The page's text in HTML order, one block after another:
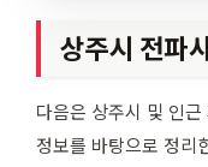
상주시 전파
다음은 상주시 및 인근
정보를 바탕으로 정리